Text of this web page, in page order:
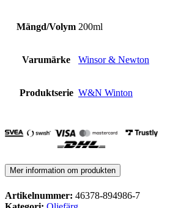
Mängd/Volym 200ml
Varumärke Winsor & Newton
Produktserie W&N Winton
Mer information om produkten
Artikelnummer: 46378-894986-7